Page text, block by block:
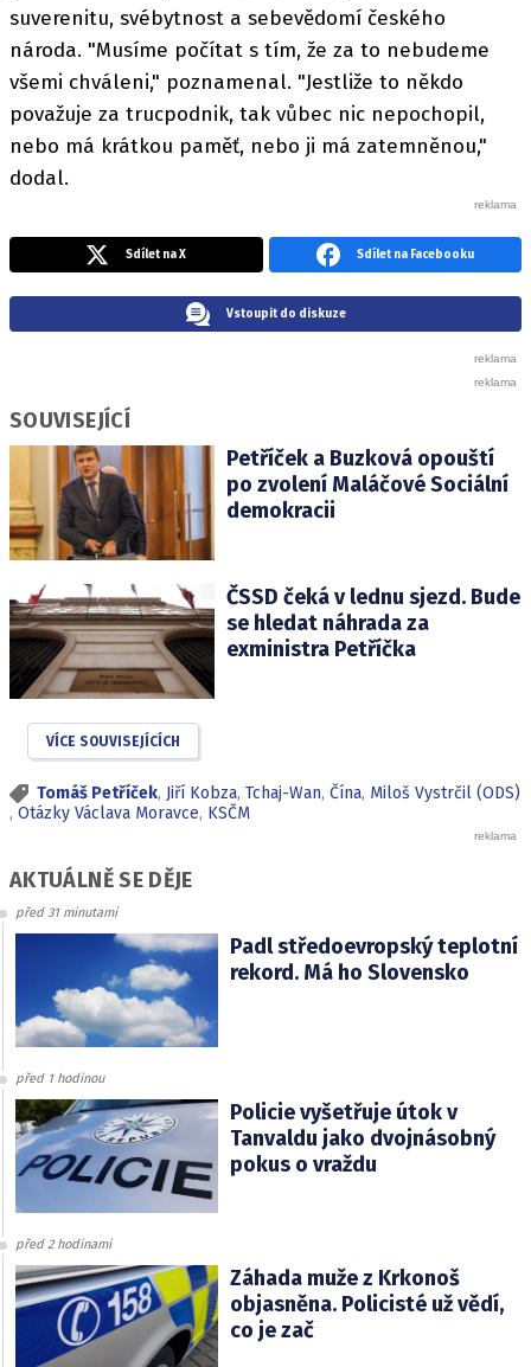
suverenitu, svébytnost a sebevědomí českého
národa. "Musíme počítat s tím, že za to nebudeme
všemi chváleni," poznamenal. "Jestliže to někdo
považuje za trucpodnik, tak vůbec nic nepochopil,
nebo má krátkou paměť, nebo ji má zatemněnou,"
dodal.
Sdílet na X Sdílet na Facebooku
Vstoupit do diskuze
SOUVISEJÍCÍ
Petříček a Buzková opouští
po zvolení Maláčové Sociální
demokracii
ČSSD čeká v lednu sjezd. Bude
se hledat náhrada za
exministra Petříčka
VÍCE SOUVISEJÍCÍCH
Tomáš Petříček, Jiří Kobza, Tchaj-Wan, Čína, Miloš Vystrčil (ODS)
, Otázky Václava Moravce, KSČM
AKTUÁLNĚ SE DĚJE
před 31 minutami
Padl středoevropský teplotní
rekord. Má ho Slovensko
před 1 hodinou
Policie vyšetřuje útok v
Tanvaldu jako dvojnásobný
pokus o vraždu
před 2 hodinami
Záhada muže z Krkonoš
objasněna. Policisté už vědí,
co je zač